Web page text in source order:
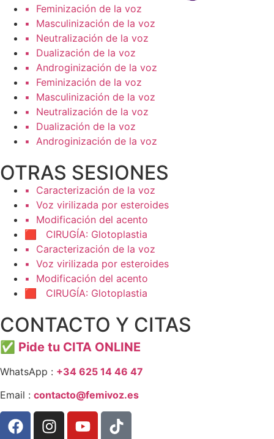
▪️ Feminización de la voz
▪️ Masculinización de la voz
▪️ Neutralización de la voz
▪️ Dualización de la voz
▪️ Androginización de la voz
▪️ Feminización de la voz
▪️ Masculinización de la voz
▪️ Neutralización de la voz
▪️ Dualización de la voz
▪️ Androginización de la voz
OTRAS SESIONES
▪️ Caracterización de la voz
▪️ Voz virilizada por esteroides
▪️ Modificación del acento
🟥 CIRUGÍA: Glotoplastia
▪️ Caracterización de la voz
▪️ Voz virilizada por esteroides
▪️ Modificación del acento
🟥 CIRUGÍA: Glotoplastia
CONTACTO Y CITAS
✅ Pide tu CITA ONLINE
WhatsApp : +34 625 14 46 47
Email : contacto@femivoz.es